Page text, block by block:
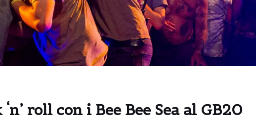
roll con i Bee Bee Sea al GB20